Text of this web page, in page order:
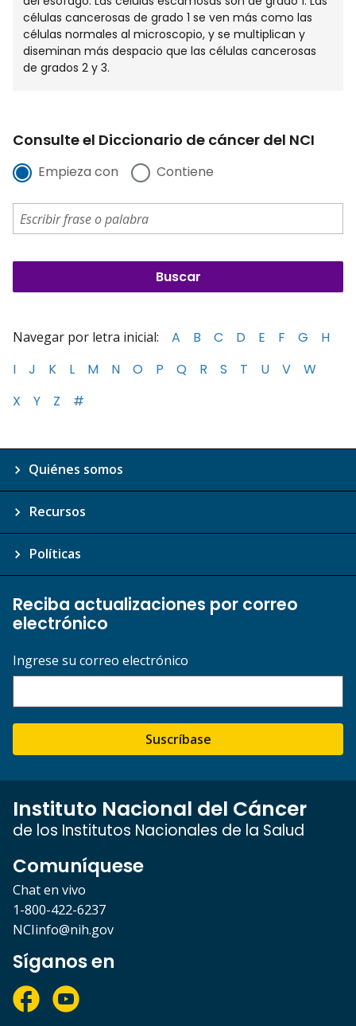
células cancerosas de grado 1 se ven más como las
células normales al microscopio, y se multiplican y
diseminan más despacio que las células cancerosas
de grados 2 y 3.
Consulte el Diccionario de cáncer del NCI
Empieza con Contiene
Navegar por letra inicial: A B C D E F G
H
I
J K L M N O P Q R S T U V
W
X
Y Z #
Quiénes somos
Recursos
Políticas
Reciba actualizaciones por correo
electrónico
Ingrese su correo electrónico
Suscríbase
Instituto Nacional del Cáncer
de los Institutos Nacionales de la Salud
Comuníquese
Chat en vivo
1-800-422-6237
NCIinfo@nih.gov
Síganos en